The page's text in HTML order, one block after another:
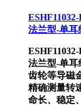
法兰型-单耳
法兰型-单耳
齿轮等导磁
精确测量转
命长、稳定